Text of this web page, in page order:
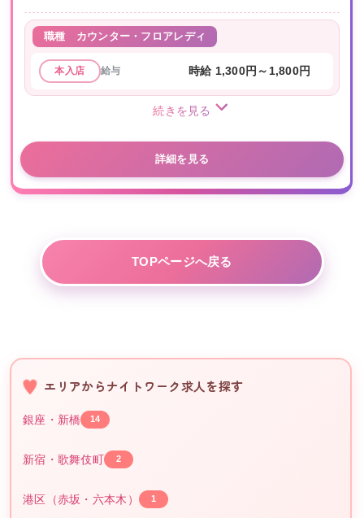
職種 カウンター・フロアレディ
本入店 給与 時給 1,300円～1,800円
続きを見る
詳細を見る
TOPページへ戻る
エリアからナイトワーク求人を探す
銀座・新橋 14
新宿・歌舞伎町 2
港区（赤坂・六本木） 1